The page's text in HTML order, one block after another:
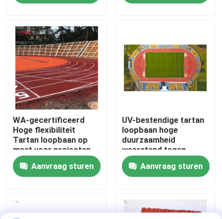
Over Ons
Fabriekstour
Kwaliteitscontrole
Neem contact met ons op
Nieuws
Offerte Aanvragen
WA-gecertificeerd
Hoge flexibiliteit
Tartan loopbaan op
maat voor projecten
Aanvraag sturen
UV-bestendige tartan
loopbaan hoge
duurzaamheid
weerstand tegen
schade
Aanvraag sturen